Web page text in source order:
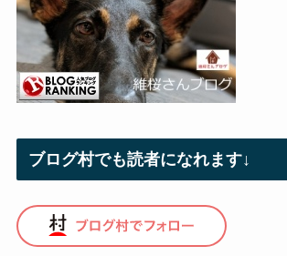
ブログ村でも読者になれます↓